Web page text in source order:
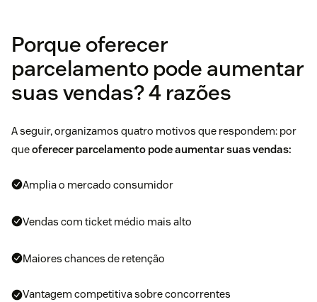
Porque oferecer
parcelamento pode aumentar
suas vendas? 4 razões
A seguir, organizamos quatro motivos que respondem: por
queoferecer parcelamento pode aumentar suas vendas:
Amplia o mercado consumidor
Vendas com ticket médio mais alto
Maiores chances de retenção
Vantagem competitiva sobre concorrentes